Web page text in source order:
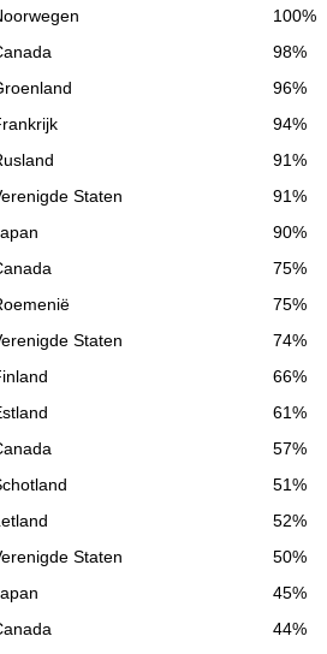
100%
98%
96%
94%
91%
Staten
91%
90%
75%
75%
Staten
74%
66%
61%
57%
51%
52%
Staten
50%
45%
44%